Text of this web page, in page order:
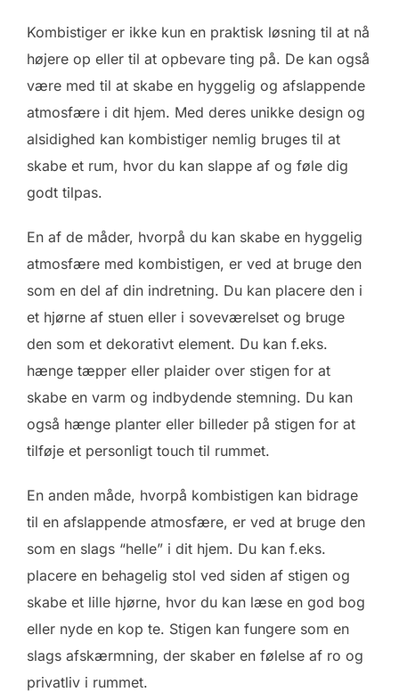
Kombistiger er ikke kun en praktisk løsning til at nå
højere op eller til at opbevare ting på. De kan også
være med til at skabe en hyggelig og afslappende
atmosfære i dit hjem. Med deres unikke design og
alsidighed kan kombistiger nemlig bruges til at
skabe et rum, hvor du kan slappe af og føle dig
godt tilpas.
En af de måder, hvorpå du kan skabe en hyggelig
atmosfære med kombistigen, er ved at bruge den
som en del af din indretning. Du kan placere den i
et hjørne af stuen eller i soveværelset og bruge
den som et dekorativt element. Du kan f.eks.
hænge tæpper eller plaider over stigen for at
skabe en varm og indbydende stemning. Du kan
også hænge planter eller billeder på stigen for at
tilføje et personligt touch til rummet.
En anden måde, hvorpå kombistigen kan bidrage
til en afslappende atmosfære, er ved at bruge den
som en slags “helle” i dit hjem. Du kan f.eks.
placere en behagelig stol ved siden af stigen og
skabe et lille hjørne, hvor du kan læse en god bog
eller nyde en kop te. Stigen kan fungere som en
slags afskærmning, der skaber en følelse af ro og
privatliv i rummet.